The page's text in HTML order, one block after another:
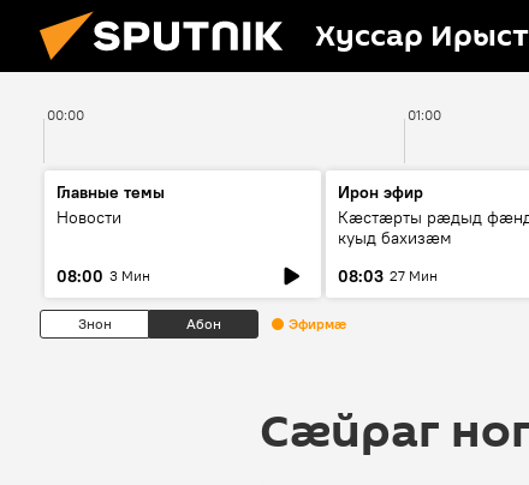
Хуссар
00:00 01:00
Главные темы
Новости
08:00 3 Мин
Ирон эфир
Кæстæрты рæдыд
куыд бахизæм
08:03 27 Мин
Знон Абон Эфирмæ
Сӕйраг